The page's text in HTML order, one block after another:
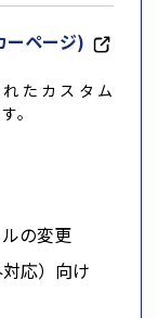
ーページ)
たカスタム
。
の変更
応）向け